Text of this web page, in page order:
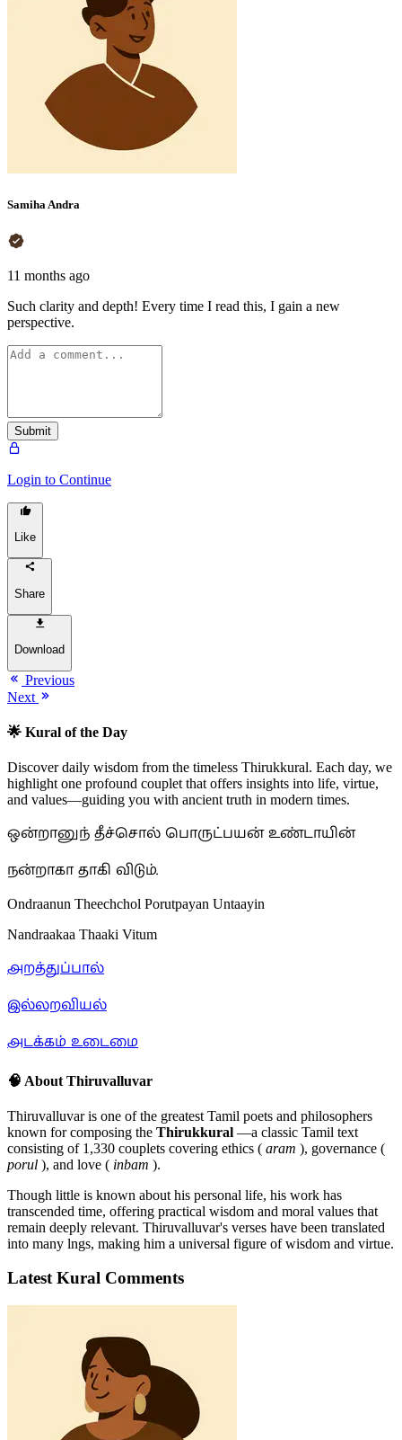
Samiha Andra
11 months ago
Such clarity and depth! Every time I read this, I gain a new
perspective.
Submit
Login to Continue
Like
Share
Download
Previous
Next
🌟 Kural of the Day
Discover daily wisdom from the timeless Thirukkural. Each day, we
highlight one profound couplet that offers insights into life, virtue,
and values—guiding you with ancient truth in modern times.
ஒன்றானுந் தீச்சொல் பொருட்பயன் உண்டாயின்
நன்றாகா தாகி விடும்.
Ondraanun Theechchol Porutpayan Untaayin
Nandraakaa Thaaki Vitum
அறத்துப்பால்
இல்லறவியல்
அடக்கம் உடைமை
🧠 About Thiruvalluvar
Thiruvalluvar is one of the greatest Tamil poets and philosophers
known for composing the Thirukkural —a classic Tamil text
consisting of 1,330 couplets covering ethics ( aram ), governance (
porul ), and love ( inbam ).
Though little is known about his personal life, his work has
transcended time, offering practical wisdom and moral values that
remain deeply relevant. Thiruvalluvar's verses have been translated
into many lngs, making him a universal figure of wisdom and virtue.
Latest Kural Comments